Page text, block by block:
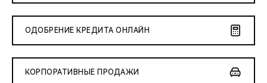
ОДОБРЕНИЕ КРЕДИТА ОНЛАЙН
КОРПОРАТИВНЫЕ ПРОДАЖИ